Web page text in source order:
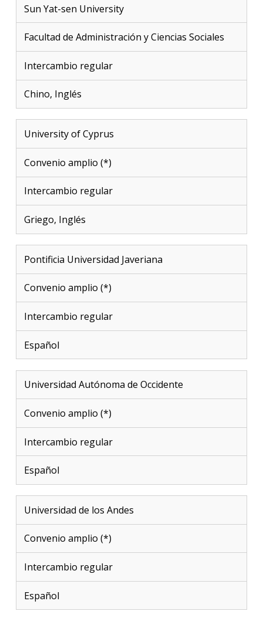
Sun Yat-sen University
Facultad de Administración y Ciencias Sociales
Intercambio regular
Chino, Inglés
University of Cyprus
Convenio amplio (*)
Intercambio regular
Griego, Inglés
Pontificia Universidad Javeriana
Convenio amplio (*)
Intercambio regular
Español
Universidad Autónoma de Occidente
Convenio amplio (*)
Intercambio regular
Español
Universidad de los Andes
Convenio amplio (*)
Intercambio regular
Español